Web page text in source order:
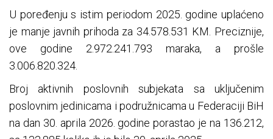
U poređenju s istim periodom 2025. godine uplaćeno
je manje javnih prihoda za 34.578.531 KM. Preciznije,
ove godine 2.972.241.793 maraka, a prošle
3.006.820.324.
Broj aktivnih poslovnih subjekata sa uključenim
poslovnim jedinicama i podružnicama u Federaciji BiH
na dan 30. aprila 2026. godine porastao je na 136.212,